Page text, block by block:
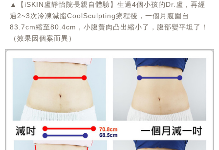
▲【iSKIN盧靜怡院長親自體驗】生過4個小孩的Dr.盧，再經
過2~3次冷凍減脂CoolSculpting療程後，一個月腹圍自
83.7cm縮至80.4cm，小腹贅肉凸出縮小了，腹部變平坦了！
（效果因個案而異）